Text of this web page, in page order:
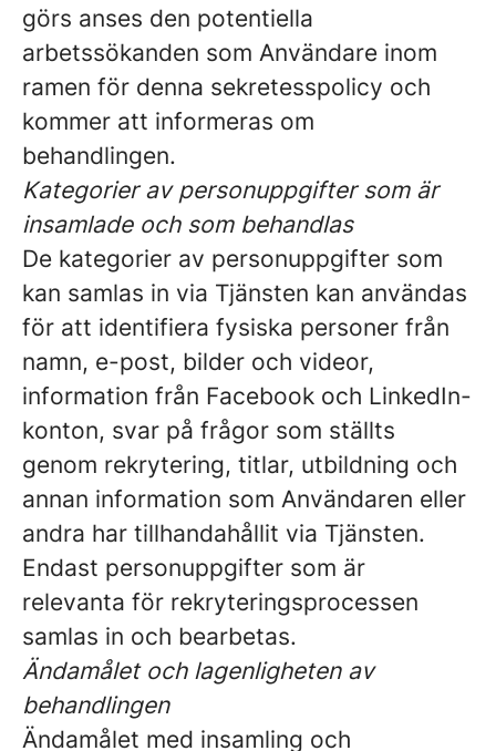
görs anses den potentiella
arbetssökanden som Användare inom
ramen för denna sekretesspolicy och
kommer att informeras om
behandlingen.
Kategorier av personuppgifter som är
insamlade och som behandlas
De kategorier av personuppgifter som
kan samlas in via Tjänsten kan användas
för att identifiera fysiska personer från
namn, e-post, bilder och videor,
information från Facebook och LinkedIn-
konton, svar på frågor som ställts
genom rekrytering, titlar, utbildning och
annan information som Användaren eller
andra har tillhandahållit via Tjänsten.
Endast personuppgifter som är
relevanta för rekryteringsprocessen
samlas in och bearbetas.
Ändamålet och lagenligheten av
behandlingen
Ändamålet med insamling och